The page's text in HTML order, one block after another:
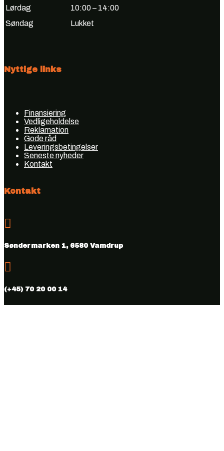
Lørdag
10:00 – 14:00
Søndag
Lukket
Nyttige links
Finansiering
Vedligeholdelse
Reklamation
Gode råd
Leveringsbetingelser
Seneste nyheder
Kontakt
Kontakt

Søndermarken 1, 6580 Vamdrup

(+45) 70 20 00 14